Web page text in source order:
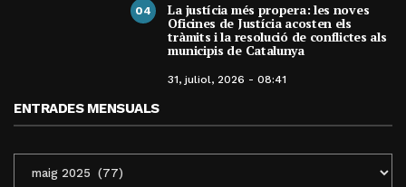
04 La justícia més propera: les noves
Oficines de Justícia acosten els
tràmits i la resolució de conflictes als
municipis de Catalunya
31, juliol, 2026 - 08:41
ENTRADES MENSUALS
MENSUALS